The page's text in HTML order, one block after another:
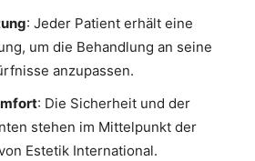
: Jeder Patient erhält eine
um die Behandlung an seine
anzupassen.
: Die Sicherheit und der
stehen im Mittelpunkt der
Estetik International.